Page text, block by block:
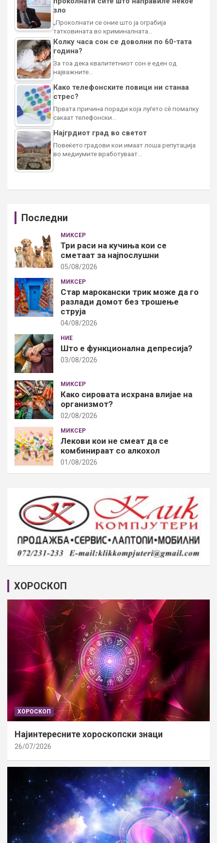
зло
„Проколнати се оние што ја ограбија
татковината во криминалната…
Колку часа сон се доволни по 60-тата
година?
За тоа дека квалитетниот сон е еден од
најважните…
Како телефонските повици ни станаа
стрес?
Првата причина поради која луѓето сè помалку
сакаат телефонски…
Најгрдиот град во светот
Повеќето градови кои имаат лоша репутација
во медиумите вработуваат…
Последни
МИКСЕР
Три раси на кучиња кои се
сметаат за најпослушни
05/08/2026
МИКСЕР
Стар марокански трик може да го
разлади домот без трошење
струја
04/08/2026
НИЕ
Што е функционална депресија?
03/08/2026
МИКСЕР
Како сировата исхрана влијае на
организмот?
02/08/2026
МИКСЕР
Лекови кои не смеат да се
комбинираат со алкохол
01/08/2026
ХОРОСКОП
ХОРОСКОП
Најинтересните хороскопски знаци
26/07/2026